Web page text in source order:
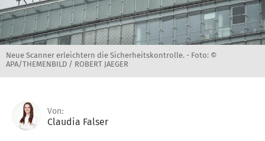
Neue Scanner erleichtern die Sicherheitskontrolle. - Foto: ©
APA/THEMENBILD / ROBERT JAEGER
Von:
Claudia Falser